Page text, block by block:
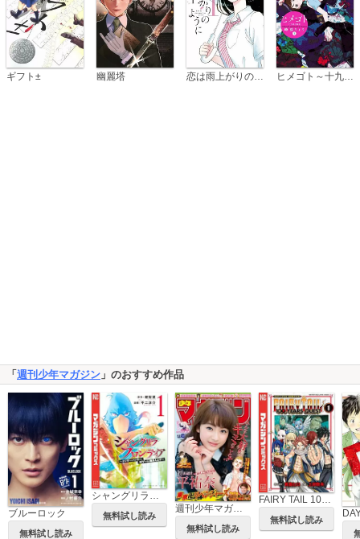
ギフト± 幽麗塔 ヒメゴト～十九歳の制服～
「 週刊少年マガジン 」のおすすめ作品
ブルーロック
無料試し読み
シャングリラ・フロンティア ～クソゲーハンター、神ゲーに挑まんとす～
無料試し読み
週刊少年マガジン
無料試し読み
FAIRY TAIL 100 YEARS QUEST
無料試し読み